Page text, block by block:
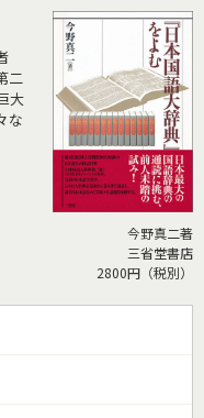
二
大
な
今野真二著
三省堂書店
2800円（税別）